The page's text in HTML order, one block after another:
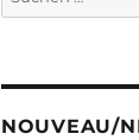
nach:
NOUVEAU/